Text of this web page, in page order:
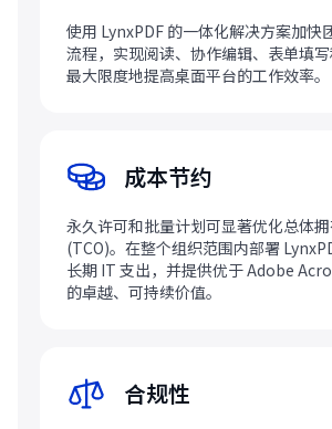
使用 LynxPDF 的一体化解决方案加快
流程，实现阅读、协作编辑、表单填写
最大限度地提高桌面平台的工作效率。
成本节约
永久许可和批量计划可显著优化总体
(TCO)。在整个组织范围内部署
长期 IT 支出，并提供优于 Adob​​e
的卓越、可持续价值。
合规性